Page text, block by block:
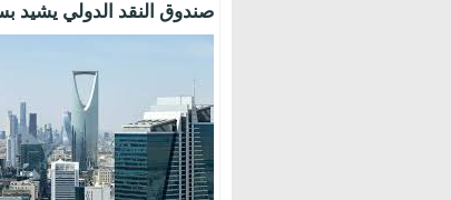
صندوق النقد الدولي يشيد